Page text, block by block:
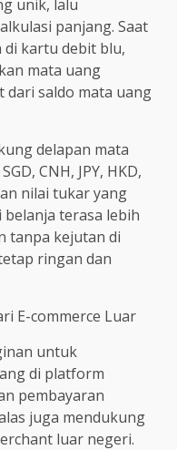
unik, lalu
panjang. Saat
di kartu debit blu,
mata uang
dari saldo mata uang
delapan mata
CNH, JPY, HKD,
nilai tukar yang
terasa lebih
tanpa kejutan di
ringan dan
E-commerce Luar
untuk
di platform
pembayaran
juga mendukung
luar negeri.